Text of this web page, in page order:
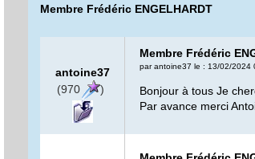
Membre Frédéric ENGELHARDT
antoine37
(970
)
Membre Frédéric
par antoine37 le : 13/02/2024
Bonjour à tous Je
Par avance merci